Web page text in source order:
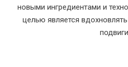
новыми ингредиентами и
целью является